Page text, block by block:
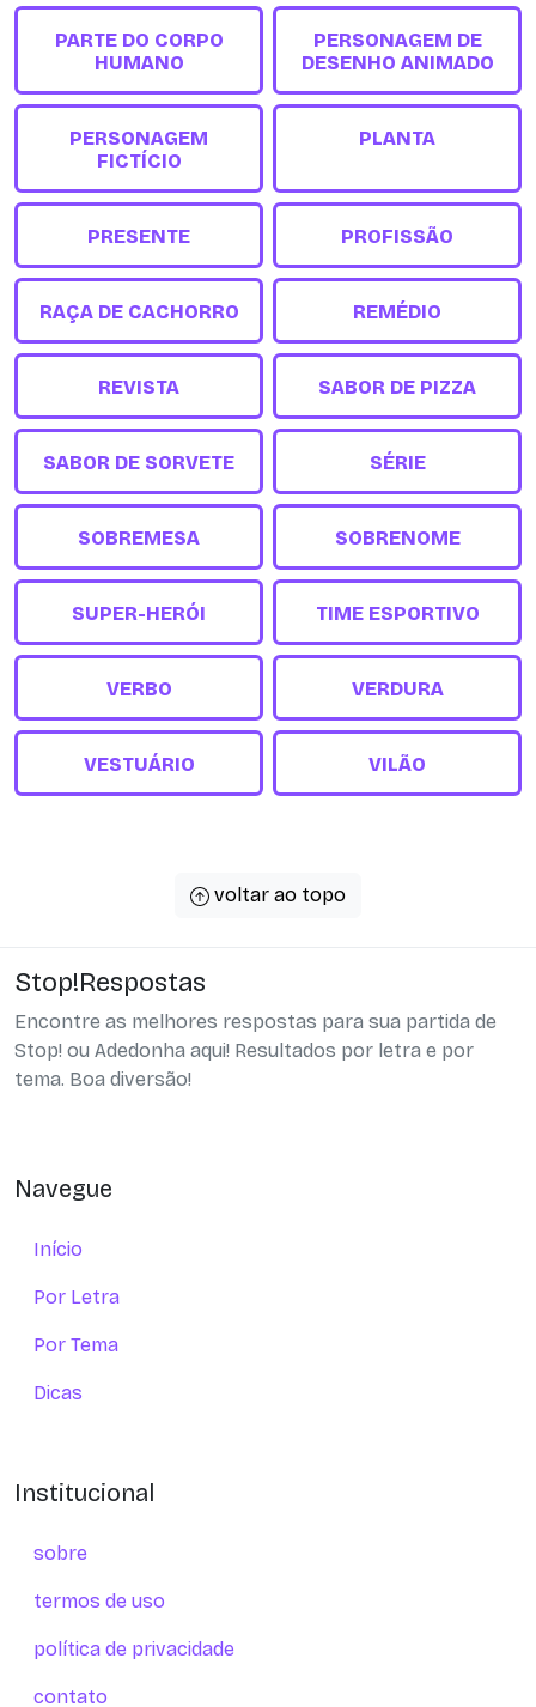
PARTE DO CORPO
HUMANO
PERSONAGEM DE
DESENHO ANIMADO
PERSONAGEM
FICTÍCIO
PLANTA
PRESENTE PROFISSÃO
RAÇA DE CACHORRO REMÉDIO
REVISTA SABOR DE PIZZA
SABOR DE SORVETE SÉRIE
SOBREMESA SOBRENOME
SUPER-HERÓI TIME ESPORTIVO
VERBO VERDURA
VESTUÁRIO VILÃO
voltar ao topo
Stop!Respostas
Encontre as melhores respostas para sua partida de
Stop! ou Adedonha aqui! Resultados por letra e por
tema. Boa diversão!
Navegue
Início
Por Letra
Por Tema
Dicas
Institucional
sobre
termos de uso
política de privacidade
contato